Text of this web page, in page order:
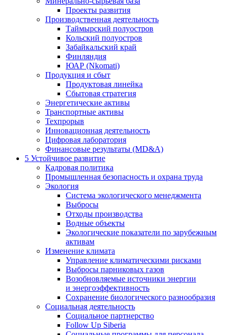
Проекты развития
Производственная деятельность
Таймырский полуостров
Кольский полуостров
Забайкальский край
Финляндия
ЮАР (Nkomati)
Продукция и сбыт
Продуктовая линейка
Сбытовая стратегия
Энергетические активы
Транспортные активы
Техпрорыв
Инновационная деятельность
Цифровая лаборатория
Финансовые результаты (MD&A)
5 Устойчивое развитие
Кадровая политика
Промышленная безопасность и охрана труда
Экология
Система экологического менеджмента
Выбросы
Отходы производства
Водные объекты
Экологические показатели по зарубежным
активам
Изменение климата
Управление климатическими рисками
Выбросы парниковых газов
Возобновляемые источники энергии
и энергоэффективность
Сохранение биологического разнообразия
Социальная деятельность
Социальное партнерство
Follow Up Siberia